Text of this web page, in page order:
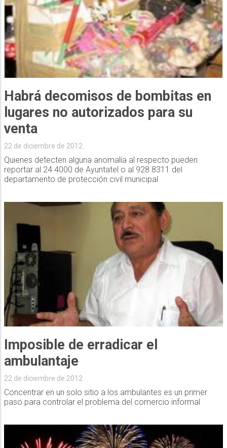
Habrá decomisos de bombitas en
lugares no autorizados para su
venta
22 de diciembre de 2012
Quienes detecten alguna anomalía al respecto pueden
reportar al 24 4000 de Ayuntatel o al 928 8311 del
departamento de protección civil municipal
Imposible de erradicar el
ambulantaje
22 de diciembre de 2012
Concentrar en un solo sitio a los ambulantes es un primer
paso para controlar el problema del comercio informal